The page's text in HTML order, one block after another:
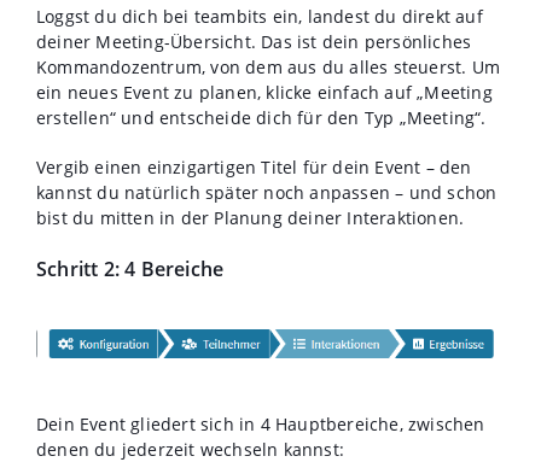
Loggst du dich bei teambits ein, landest du direkt auf
deiner Meeting-Übersicht. Das ist dein persönliches
Kommandozentrum, von dem aus du alles steuerst. Um
ein neues Event zu planen, klicke einfach auf „Meeting
erstellen“ und entscheide dich für den Typ „Meeting“.
Vergib einen einzigartigen Titel für dein Event – den
kannst du natürlich später noch anpassen – und schon
bist du mitten in der Planung deiner Interaktionen.
Schritt 2: 4 Bereiche
Dein Event gliedert sich in 4 Hauptbereiche, zwischen
denen du jederzeit wechseln kannst: